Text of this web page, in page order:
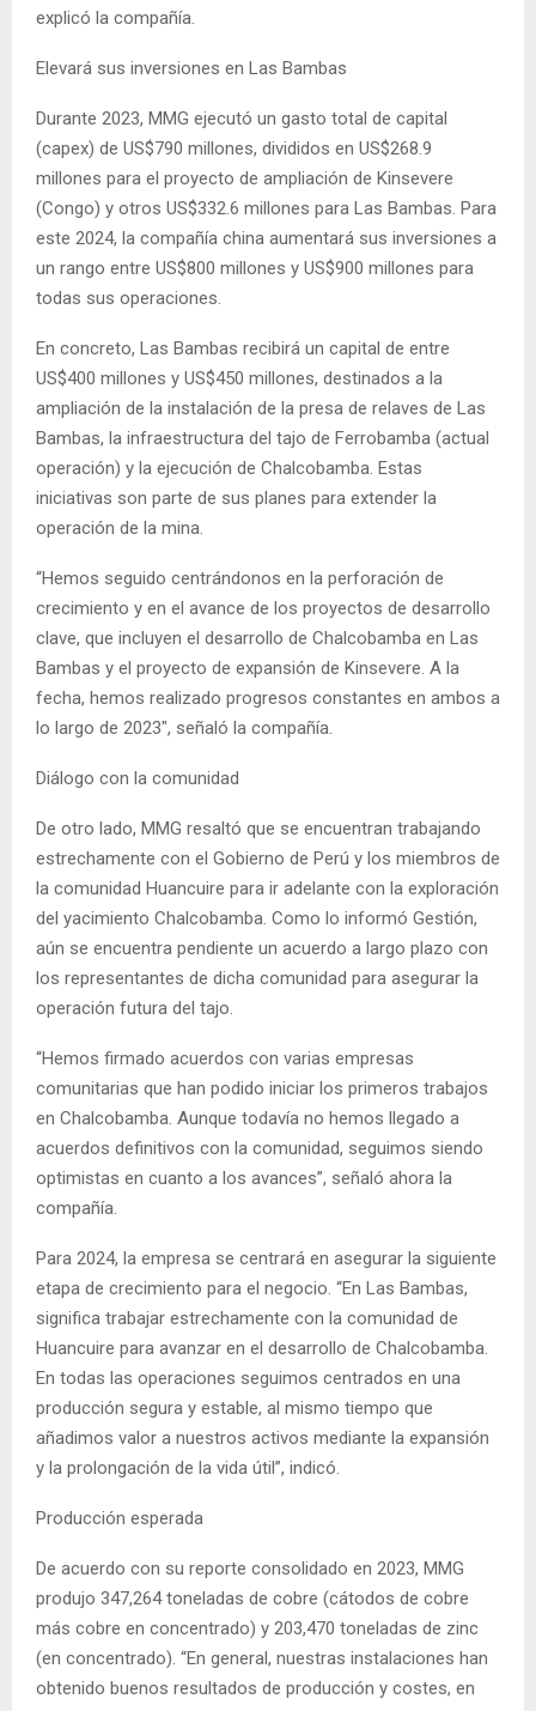
explicó la compañía.
Elevará sus inversiones en Las Bambas
Durante 2023, MMG ejecutó un gasto total de capital
(capex) de US$790 millones, divididos en US$268.9
millones para el proyecto de ampliación de Kinsevere
(Congo) y otros US$332.6 millones para Las Bambas. Para
este 2024, la compañía china aumentará sus inversiones a
un rango entre US$800 millones y US$900 millones para
todas sus operaciones.
En concreto, Las Bambas recibirá un capital de entre
US$400 millones y US$450 millones, destinados a la
ampliación de la instalación de la presa de relaves de Las
Bambas, la infraestructura del tajo de Ferrobamba (actual
operación) y la ejecución de Chalcobamba. Estas
iniciativas son parte de sus planes para extender la
operación de la mina.
“Hemos seguido centrándonos en la perforación de
crecimiento y en el avance de los proyectos de desarrollo
clave, que incluyen el desarrollo de Chalcobamba en Las
Bambas y el proyecto de expansión de Kinsevere. A la
fecha, hemos realizado progresos constantes en ambos a
lo largo de 2023″, señaló la compañía.
Diálogo con la comunidad
De otro lado, MMG resaltó que se encuentran trabajando
estrechamente con el Gobierno de Perú y los miembros de
la comunidad Huancuire para ir adelante con la exploración
del yacimiento Chalcobamba. Como lo informó Gestión,
aún se encuentra pendiente un acuerdo a largo plazo con
los representantes de dicha comunidad para asegurar la
operación futura del tajo.
“Hemos firmado acuerdos con varias empresas
comunitarias que han podido iniciar los primeros trabajos
en Chalcobamba. Aunque todavía no hemos llegado a
acuerdos definitivos con la comunidad, seguimos siendo
optimistas en cuanto a los avances”, señaló ahora la
compañía.
Para 2024, la empresa se centrará en asegurar la siguiente
etapa de crecimiento para el negocio. “En Las Bambas,
significa trabajar estrechamente con la comunidad de
Huancuire para avanzar en el desarrollo de Chalcobamba.
En todas las operaciones seguimos centrados en una
producción segura y estable, al mismo tiempo que
añadimos valor a nuestros activos mediante la expansión
y la prolongación de la vida útil”, indicó.
Producción esperada
De acuerdo con su reporte consolidado en 2023, MMG
produjo 347,264 toneladas de cobre (cátodos de cobre
más cobre en concentrado) y 203,470 toneladas de zinc
(en concentrado). “En general, nuestras instalaciones han
obtenido buenos resultados de producción y costes, en